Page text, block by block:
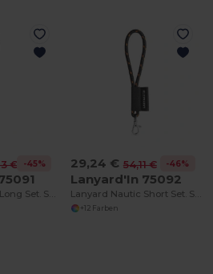
€ -45% 29,24 € 54,11 € -46%
Lanyard'In 75092
Lanyard Nautic Short Set. Standardmodelle
+12 Farben